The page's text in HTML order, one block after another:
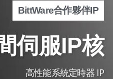
BittWare合作夥伴IP
伺服IP核
高性能系統定時器 IP